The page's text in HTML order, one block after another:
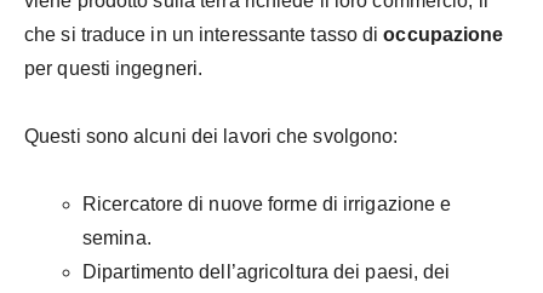
che si traduce in un interessante tasso dioccupazione
per questi ingegneri.
Questi sono alcuni dei lavori che svolgono:
Ricercatore di nuove forme di irrigazione e
semina.
Dipartimento dell’agricoltura dei paesi, dei